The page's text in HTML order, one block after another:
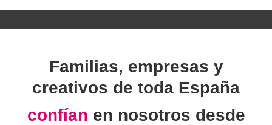
Familias, empresas y
creativos de toda España
confían en nosotros desde